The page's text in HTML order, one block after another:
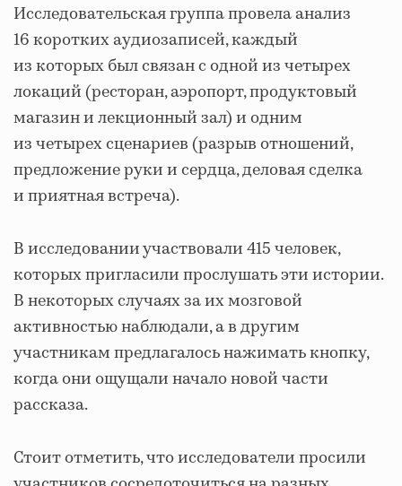
Исследовательская группа провела анализ
16 коротких аудиозаписей, каждый
из которых был связан с одной из четырех
локаций (ресторан, аэропорт, продуктовый
магазин и лекционный зал) и одним
из четырех сценариев (разрыв отношений,
предложение руки и сердца, деловая сделка
и приятная встреча).
В исследовании участвовали 415 человек,
которых пригласили прослушать эти истории.
В некоторых случаях за их мозговой
активностью наблюдали, а в другим
участникам предлагалось нажимать кнопку,
когда они ощущали начало новой части
рассказа.
Стоит отметить, что исследователи просили